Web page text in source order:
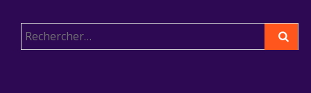
Rechercher :